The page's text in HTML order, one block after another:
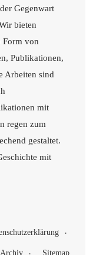
Gegenwart
bieten
Form von
Publikationen,
Arbeiten sind
mit
regen zum
gestaltet.
mit
Archiv Sitemap